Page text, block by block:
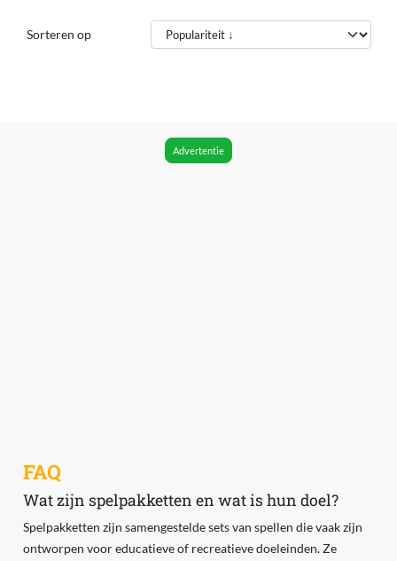
Sorteren op
Advertentie
FAQ
Wat zijn spelpakketten en wat is hun doel?
Spelpakketten zijn samengestelde sets van spellen die vaak zijn
ontworpen voor educatieve of recreatieve doeleinden. Ze